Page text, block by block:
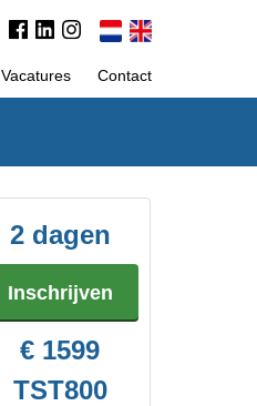
Vacatures Contact
2 dagen
Inschrijven
€ 1599
TST800